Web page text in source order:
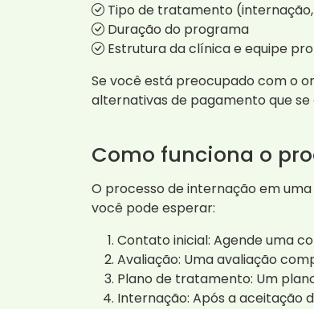
Tipo de tratamento
Duração do programa
Estrutura da clínica e equipe
Se você está preocupado com o
alternativas de pagamento que se
Como funciona o
O processo de internação em
você pode esperar:
Contato inicial: Agende uma
Avaliação: Uma avaliação
Plano de tratamento: Um
Internação: Após a aceitação